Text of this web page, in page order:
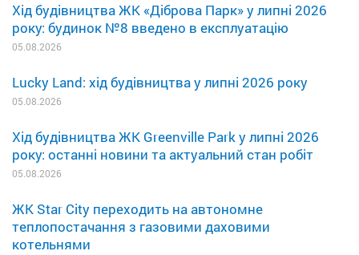
Хід будівництва ЖК «Діброва Парк» у липні 2026
року: будинок №8 введено в експлуатацію
05.08.2026
Lucky Land: хід будівництва у липні 2026 року
05.08.2026
Хід будівництва ЖК Greenville Park у липні 2026
року: останні новини та актуальний стан робіт
05.08.2026
ЖК Star City переходить на автономне
теплопостачання з газовими даховими
котельнями